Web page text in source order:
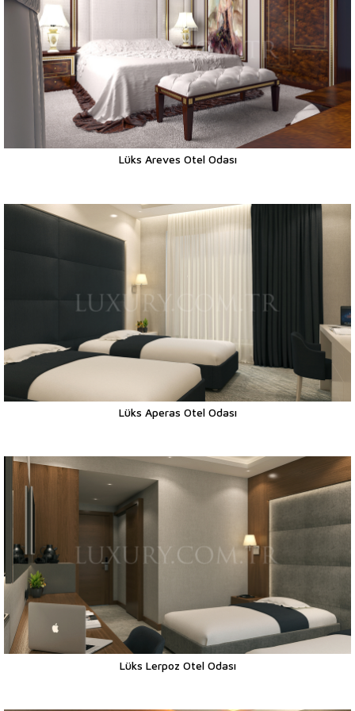
Lüks Areves Otel Odası
Lüks Aperas Otel Odası
Lüks Lerpoz Otel Odası